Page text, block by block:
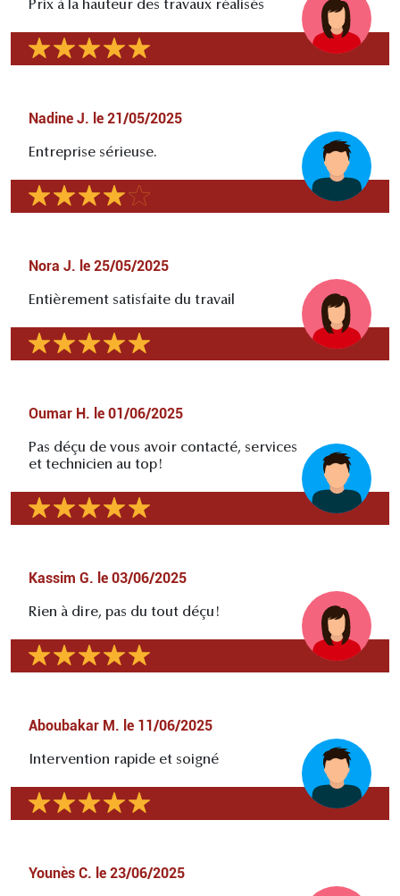
Prix à la hauteur des travaux réalisés
Nadine J. le 21/05/2025
Entreprise sérieuse.
Nora J. le 25/05/2025
Entièrement satisfaite du travail
Oumar H. le 01/06/2025
Pas déçu de vous avoir contacté, services
et technicien au top!
Kassim G. le 03/06/2025
Rien à dire, pas du tout déçu!
Aboubakar M. le 11/06/2025
Intervention rapide et soigné
Younès C. le 23/06/2025